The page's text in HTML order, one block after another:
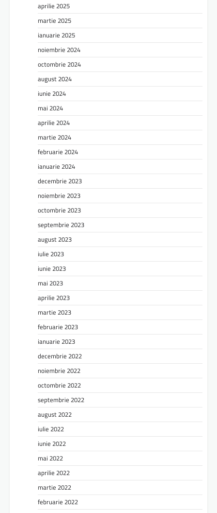
aprilie 2025
martie 2025
ianuarie 2025
noiembrie 2024
octombrie 2024
august 2024
iunie 2024
mai 2024
aprilie 2024
martie 2024
februarie 2024
ianuarie 2024
decembrie 2023
noiembrie 2023
octombrie 2023
septembrie 2023
august 2023
iulie 2023
iunie 2023
mai 2023
aprilie 2023
martie 2023
februarie 2023
ianuarie 2023
decembrie 2022
noiembrie 2022
octombrie 2022
septembrie 2022
august 2022
iulie 2022
iunie 2022
mai 2022
aprilie 2022
martie 2022
februarie 2022